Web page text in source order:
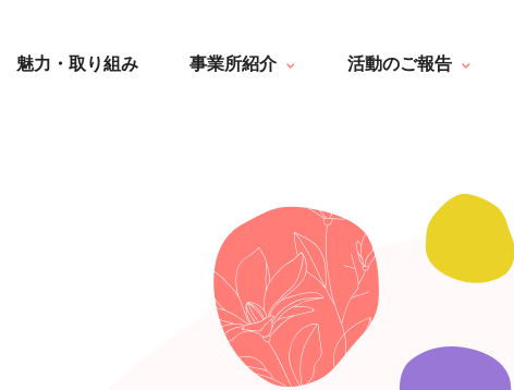
魅力・取り組み 事業所紹介
短期入所療養介護ショートステイ
長寿の里通所リハビリテーション
長寿の里 デイサービスセンター
グループホーム 長寿
長寿の里在宅介護支援センター
活動のご報告
デイサービス便り
グループホーム便り
通所リハビリテーション便り
その他
介護老人保健施設 長寿の里
最新情報